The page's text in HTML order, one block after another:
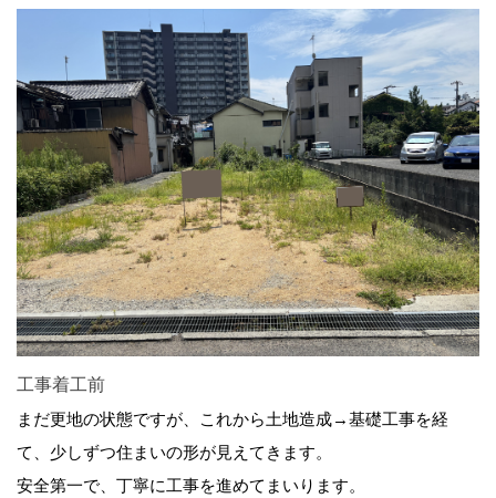
工事着工前
まだ更地の状態ですが、これから土地造成→基礎工事を経
て、少しずつ住まいの形が見えてきます。
安全第一で、丁寧に工事を進めてまいります。